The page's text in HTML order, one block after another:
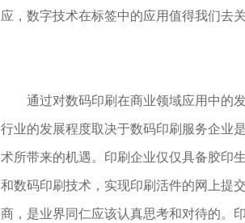
应，数字技术在标签中的应用值得我们去关
通过对数码印刷在商业领域应用中的发
行业的发展程度取决于数码印刷服务企业
术所带来的机遇。印刷企业仅仅具备胶印
和数码印刷技术，实现印刷活件的网上提
商，是业界同仁应该认真思考和对待的。